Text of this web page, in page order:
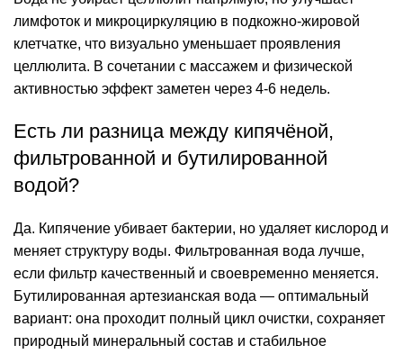
лимфоток и микроциркуляцию в подкожно-жировой
клетчатке, что визуально уменьшает проявления
целлюлита. В сочетании с массажем и физической
активностью эффект заметен через 4-6 недель.
Есть ли разница между кипячёной,
фильтрованной и бутилированной
водой?
Да. Кипячение убивает бактерии, но удаляет кислород и
меняет структуру воды. Фильтрованная вода лучше,
если фильтр качественный и своевременно меняется.
Бутилированная артезианская вода — оптимальный
вариант: она проходит полный цикл очистки, сохраняет
природный минеральный состав и стабильное